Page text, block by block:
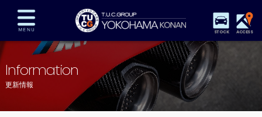
STOCK ACCESS
在庫車両情報 保証&サービス パーツリスト
TUCとは？ 店舗情報 アクセスマップ
全国納車 特別作業 注文販売
Information
更新情報